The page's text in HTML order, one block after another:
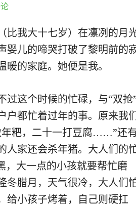
比我大十七岁）在凛冽的月
婴儿的啼哭打破了黎明前的
的家庭。她便是我。
过这个时候的忙碌，与“双抢
户都忙着过年的事。原来我
年粑，二十一打豆腐……”还
人家还会杀年猪。大人们的
，大一点的小孩就要帮忙磨
冬腊月，天气很冷，大人们
给小孩子烤着，自己则硬扛